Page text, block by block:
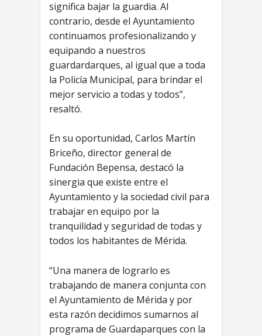
significa bajar la guardia. Al
contrario, desde el Ayuntamiento
continuamos profesionalizando y
equipando a nuestros
guardardarques, al igual que a toda
la Policía Municipal, para brindar el
mejor servicio a todas y todos”,
resaltó.
En su oportunidad, Carlos Martín
Briceño, director general de
Fundación Bepensa, destacó la
sinergia que existe entre el
Ayuntamiento y la sociedad civil para
trabajar en equipo por la
tranquilidad y seguridad de todas y
todos los habitantes de Mérida.
“Una manera de lograrlo es
trabajando de manera conjunta con
el Ayuntamiento de Mérida y por
esta razón decidimos sumarnos al
programa de Guardaparques con la